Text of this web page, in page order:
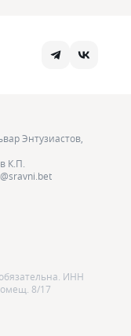
Энтузиастов,
К.П.
ИНН
8/17